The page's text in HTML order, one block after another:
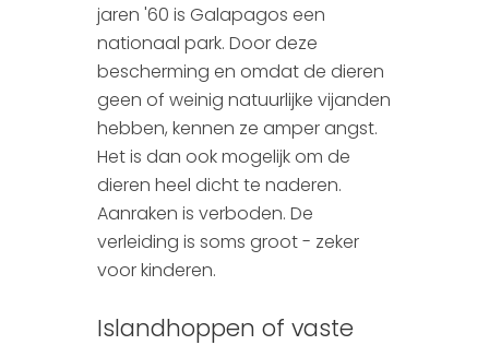
Tanzania & Kenia
Colombia
Zambia
Kenia
jaren '60 is Galapagos een
nationaal park. Door deze
bescherming en omdat de dieren
geen of weinig natuurlijke vijanden
hebben, kennen ze amper angst.
Het is dan ook mogelijk om de
dieren heel dicht te naderen.
Aanraken is verboden. De
verleiding is soms groot - zeker
voor kinderen.
Islandhoppen of vaste